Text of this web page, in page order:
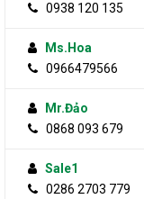
0938 120 135
Ms.Hoa
0966479566
Mr.Đảo
0868 093 679
Sale1
0286 2703 779